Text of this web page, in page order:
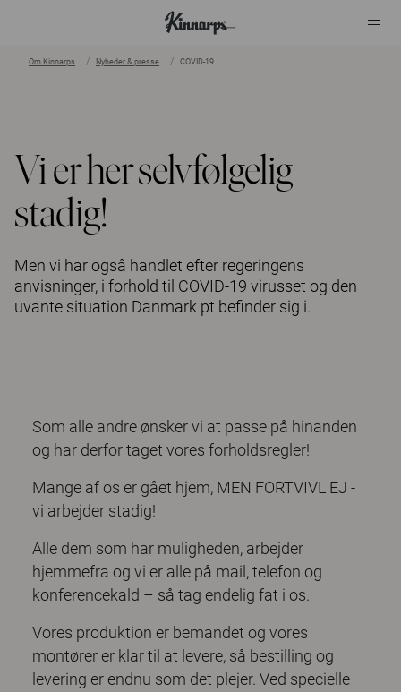
Om Kinnarps Nyheder & presse COVID-19
Vi er her selvfølgelig
stadig!
Men vi har også handlet efter regeringens
anvisninger, i forhold til COVID-19 virusset og den
uvante situation Danmark pt befinder sig i.
Som alle andre ønsker vi at passe på hinanden
og har derfor taget vores forholdsregler!
Mange af os er gået hjem, MEN FORTVIVL EJ -
vi arbejder stadig!
Alle dem som har muligheden, arbejder
hjemmefra og vi er alle på mail, telefon og
konferencekald – så tag endelig fat i os.
Vores produktion er bemandet og vores
montører er klar til at levere, så bestilling og
levering er endnu som det plejer. Ved specielle